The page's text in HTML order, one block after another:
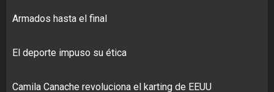
Armados hasta el final
El deporte impuso su ética
Camila Canache revoluciona el karting de EEUU